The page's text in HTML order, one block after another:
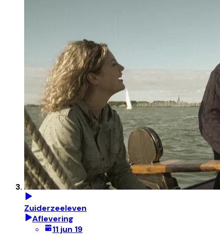
Zuiderzeeleven
Aflevering
11 jun 19